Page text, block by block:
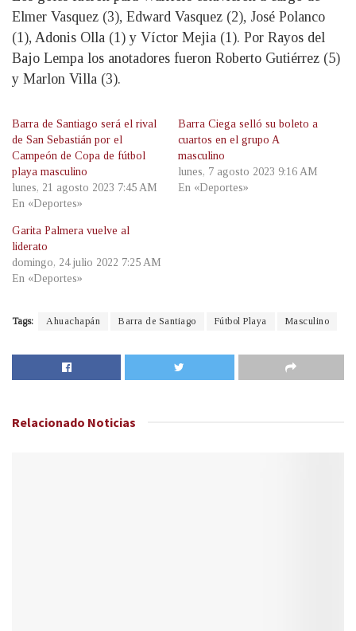
Elmer Vasquez (3), Edward Vasquez (2), José Polanco
(1), Adonis Olla (1) y Víctor Mejia (1). Por Rayos del
Bajo Lempa los anotadores fueron Roberto Gutiérrez (5)
y Marlon Villa (3).
Barra de Santiago será el rival
de San Sebastián por el
Campeón de Copa de fútbol
playa masculino
lunes, 21 agosto 2023 7:45 AM
En «Deportes»
Barra Ciega selló su boleto a
cuartos en el grupo A
masculino
lunes, 7 agosto 2023 9:16 AM
En «Deportes»
Garita Palmera vuelve al
liderato
domingo, 24 julio 2022 7:25 AM
En «Deportes»
Tags: Ahuachapán Barra de Santiago Fútbol Playa Masculino
Relacionado Noticias